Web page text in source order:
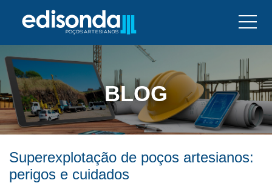
BLOG
Superexplotação de poços artesianos:
perigos e cuidados